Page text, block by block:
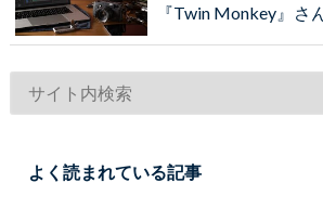
『Twin Monkey』さん
よく読まれている記事